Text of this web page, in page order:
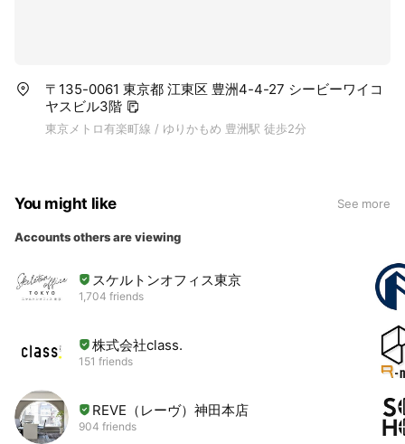
〒135-0061 東京都 江東区 豊洲4-4-27 シービーワイコ
ヤスビル3階
東京メトロ有楽町線 / ゆりかもめ 豊洲駅 徒歩2分
You might like See more
Accounts others are viewing
スケルトンオフィス東京
1,704 friends
株式会社class.
151 friends
REVE（レーヴ）神田本店
904 friends